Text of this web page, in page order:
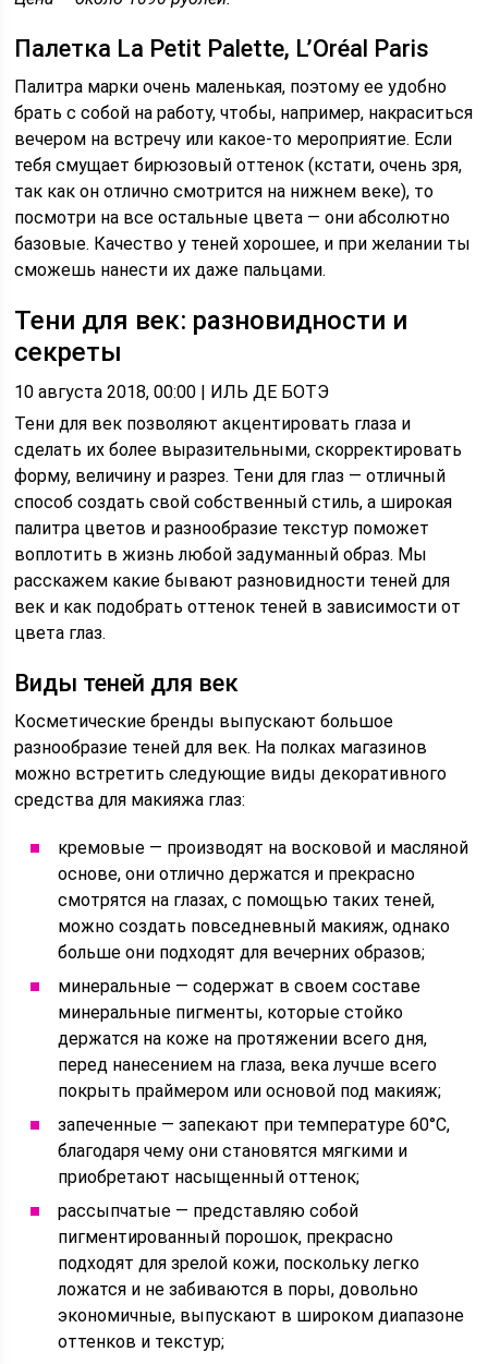
Палетка La Petit Palette, L’Oréal Paris
Палитра марки очень маленькая, поэтому ее удобно
брать с собой на работу, чтобы, например, накраситься
вечером на встречу или какое-то мероприятие. Если
тебя смущает бирюзовый оттенок (кстати, очень зря,
так как он отлично смотрится на нижнем веке), то
посмотри на все остальные цвета — они абсолютно
базовые. Качество у теней хорошее, и при желании ты
сможешь нанести их даже пальцами.
Тени для век: разновидности и
секреты
10 августа 2018, 00:00 | ИЛЬ ДЕ БОТЭ
Тени для век позволяют акцентировать глаза и
сделать их более выразительными, скорректировать
форму, величину и разрез. Тени для глаз — отличный
способ создать свой собственный стиль, а широкая
палитра цветов и разнообразие текстур поможет
воплотить в жизнь любой задуманный образ. Мы
расскажем какие бывают разновидности теней для
век и как подобрать оттенок теней в зависимости от
цвета глаз.
Виды теней для век
Косметические бренды выпускают большое
разнообразие теней для век. На полках магазинов
можно встретить следующие виды декоративного
средства для макияжа глаз:
кремовые — производят на восковой и масляной
основе, они отлично держатся и прекрасно
смотрятся на глазах, с помощью таких теней,
можно создать повседневный макияж, однако
больше они подходят для вечерних образов;
минеральные — содержат в своем составе
минеральные пигменты, которые стойко
держатся на коже на протяжении всего дня,
перед нанесением на глаза, века лучше всего
покрыть праймером или основой под макияж;
запеченные — запекают при температуре 60°С,
благодаря чему они становятся мягкими и
приобретают насыщенный оттенок;
рассыпчатые — представляю собой
пигментированный порошок, прекрасно
подходят для зрелой кожи, поскольку легко
ложатся и не забиваются в поры, довольно
экономичные, выпускают в широком диапазоне
оттенков и текстур;